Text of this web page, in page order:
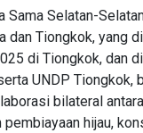
Sama Selatan-
dan Tiongkok, yang
di Tiongkok, dan
UNDP Tiongkok,
bilateral
hijau,